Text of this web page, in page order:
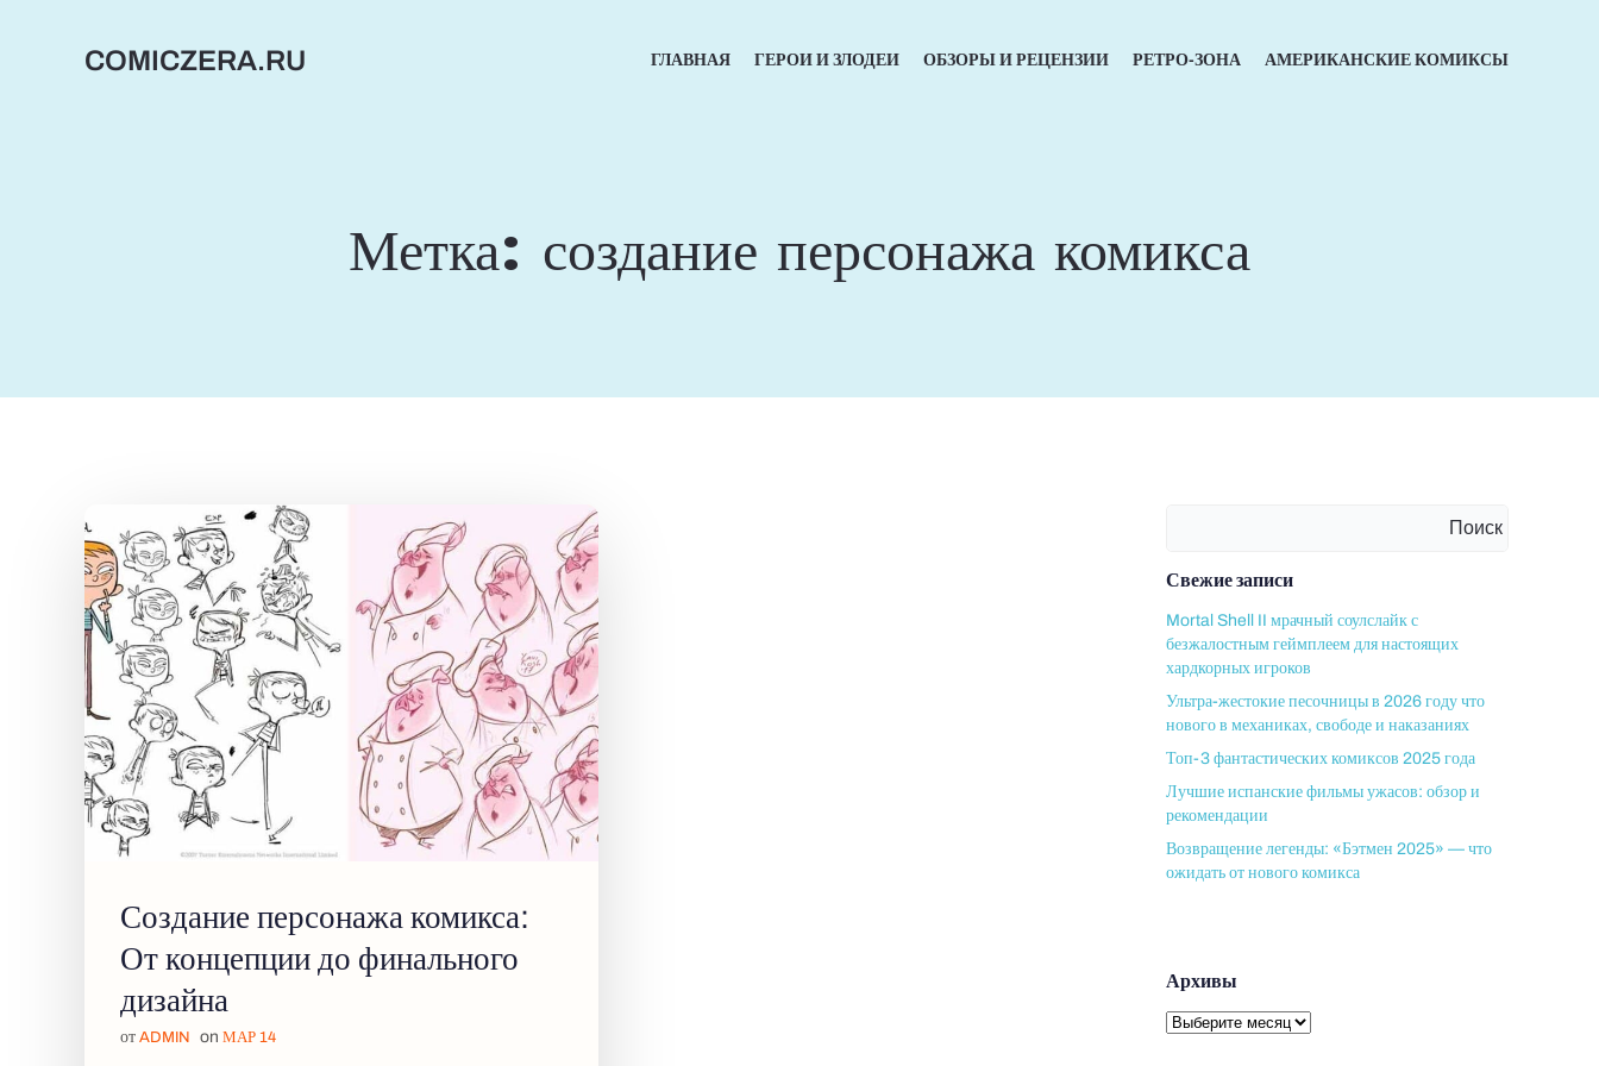
содержимомуCOMICZERA.RU ГЛАВНАЯ ГЕРОИ И ЗЛОДЕИ ОБЗОРЫ И РЕЦЕНЗИИ РЕТРО-ЗОНА АМЕРИКАНСКИЕ КОМИКСЫ
Метка: создание персонажа комикса
Создание персонажа комикса:
От концепции до финального
дизайна
от ADMIN on МАР 14
Поиск
Свежие записи
Mortal Shell II мрачный соулслайк с
безжалостным геймплеем для настоящих
хардкорных игроков
Ультра-жестокие песочницы в 2026 году что
нового в механиках, свободе и наказаниях
Топ-3 фантастических комиксов 2025 года
Лучшие испанские фильмы ужасов: обзор и
рекомендации
Возвращение легенды: «Бэтмен 2025» — что
ожидать от нового комикса
Архивы
Архивы